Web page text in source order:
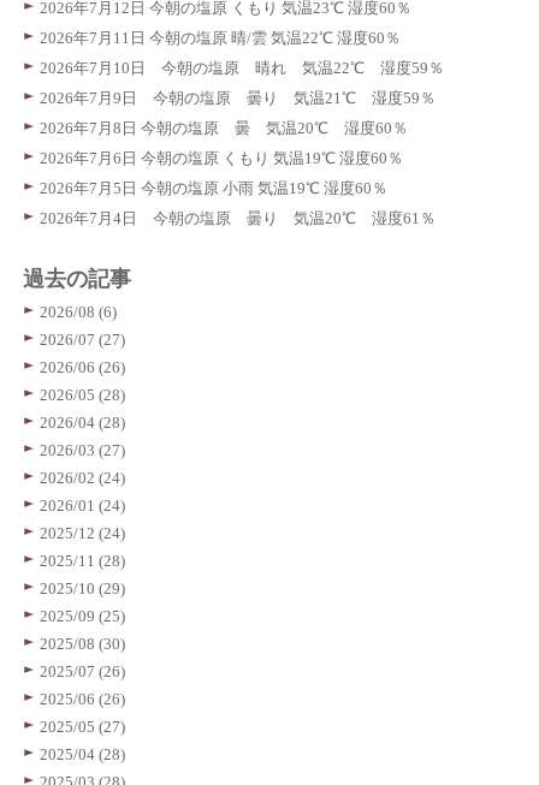
2026年7月12日 今朝の塩原 くもり 気温23℃ 湿度60％
2026年7月11日 今朝の塩原 晴/雲 気温22℃ 湿度60％
2026年7月10日 今朝の塩原 晴れ 気温22℃ 湿度59％
2026年7月9日 今朝の塩原 曇り 気温21℃ 湿度59％
2026年7月8日 今朝の塩原 曇 気温20℃ 湿度60％
2026年7月6日 今朝の塩原 くもり 気温19℃ 湿度60％
2026年7月5日 今朝の塩原 小雨 気温19℃ 湿度60％
2026年7月4日 今朝の塩原 曇り 気温20℃ 湿度61％
過去の記事
2026/08 (6)
2026/07 (27)
2026/06 (26)
2026/05 (28)
2026/04 (28)
2026/03 (27)
2026/02 (24)
2026/01 (24)
2025/12 (24)
2025/11 (28)
2025/10 (29)
2025/09 (25)
2025/08 (30)
2025/07 (26)
2025/06 (26)
2025/05 (27)
2025/04 (28)